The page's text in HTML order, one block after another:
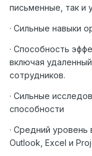
письменные, так и
· Сильные навыки
· Способность
включая
сотрудников.
· Сильные
способности
· Средний уровень
Outlook Excel и